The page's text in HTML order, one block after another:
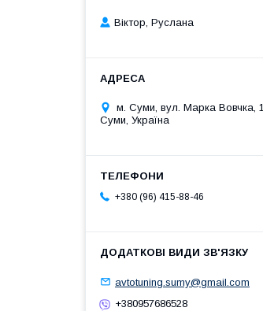
Віктор, Руслана
м. Суми, вул. Марка Вовчка, 1,
Суми, Україна
+380 (96) 415-88-46
avtotuning.sumy@gmail.com
+380957686528